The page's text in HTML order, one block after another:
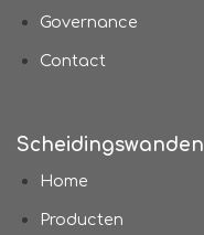
Governance
Contact
Scheidingswanden
Home
Producten